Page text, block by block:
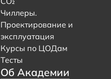
Чиллеры.
Проектирование и
эксплуатация
Курсы по ЦОДам
Тесты
Об Академии